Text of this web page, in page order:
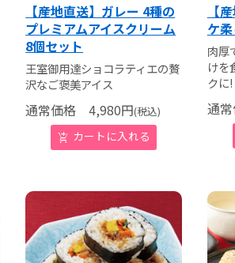
【産地直送】ガレー 4種の
プレミアムアイスクリーム
8個セット
王室御用達ショコラティエの贅
沢なご褒美アイス
通常価格 4,980円(税込)
【
ケ
肉厚
けを
クに!
通